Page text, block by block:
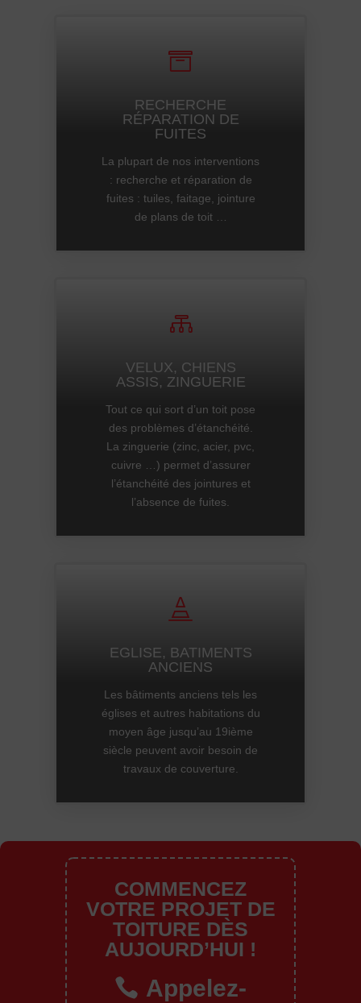

RECHERCHE
RÉPARATION DE
FUITES
La plupart de nos interventions
: recherche et réparation de
fuites : tuiles, faitage, jointure
de plans de toit …

VELUX, CHIENS
ASSIS, ZINGUERIE
Tout ce qui sort d’un toit pose
des problèmes d’étanchéité.
La zinguerie (zinc, acier, pvc,
cuivre …) permet d’assurer
l’étanchéité des jointures et
l’absence de fuites.

EGLISE, BATIMENTS
ANCIENS
Les bâtiments anciens tels les
églises et autres habitations du
moyen âge jusqu’au 19ième
siècle peuvent avoir besoin de
travaux de couverture.
COMMENCEZ
VOTRE PROJET DE
TOITURE DÈS
AUJOURD’HUI !
Appelez-